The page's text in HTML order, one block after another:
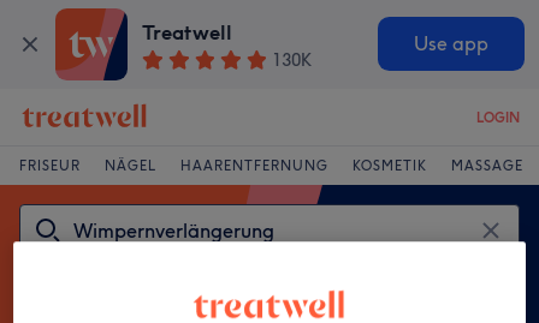
Treatwell
130K
Use app
LOGIN
FRISEUR NÄGEL HAARENTFERNUNG KOSMETIK MASSAGE